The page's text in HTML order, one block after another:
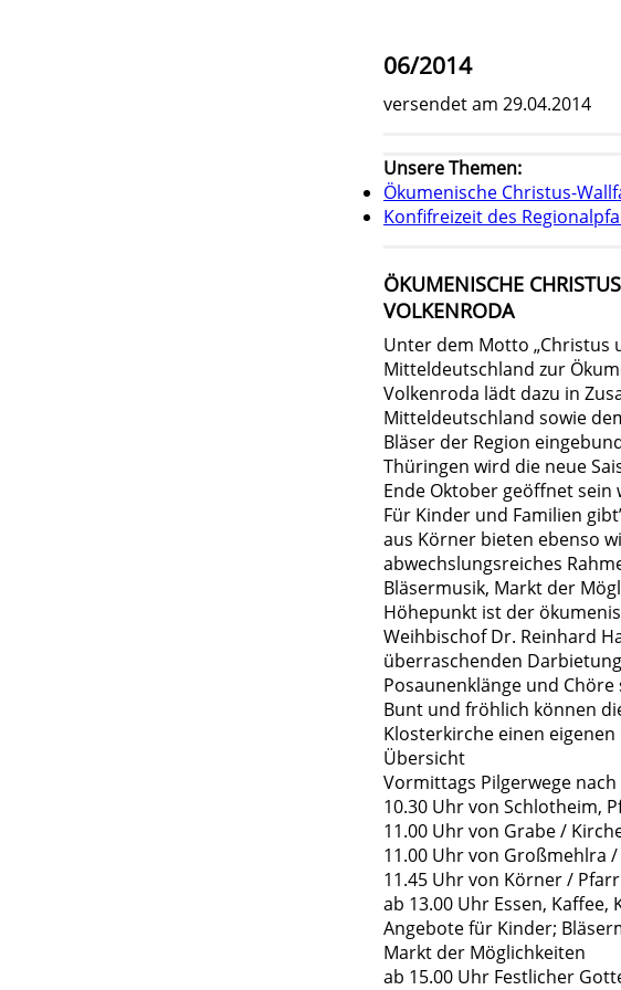
06/2014
versendet am 29.04.2014
Unsere Themen:
Ökumenische Christus-
Konfifreizeit des
ÖKUMENISCHE
VOLKENRODA
Unter dem Motto „Christus
Mitteldeutschland zur
Volkenroda lädt dazu in
Mitteldeutschland sowie
Bläser der Region
Thüringen wird die neue
Ende Oktober geöffnet sein
Für Kinder und Familien
aus Körner bieten ebenso
abwechslungsreiches
Bläsermusik, Markt der
Höhepunkt ist der
Weihbischof Dr. Reinhard
überraschenden
Posaunenklänge und
Bunt und fröhlich können
Klosterkirche einen
Übersicht
Vormittags Pilgerwege
10.30 Uhr von Schlotheim,
11.00 Uhr von Grabe /
11.00 Uhr von Großmehlra
11.45 Uhr von Körner /
ab 13.00 Uhr Essen,
Angebote für Kinder;
Markt der Möglichkeiten
ab 15.00 Uhr Festlicher